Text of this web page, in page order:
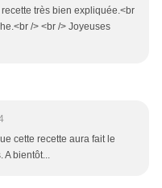
très bien expliquée.<br
/> <br /> Joyeuses
cette recette aura fait le
A bientôt...